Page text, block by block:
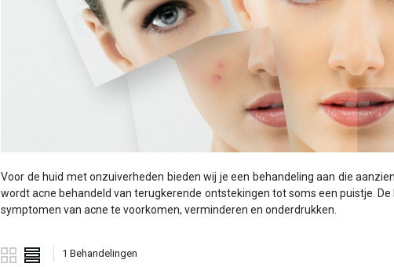
Voor de huid met onzuiverheden bieden wij je een behandeling aan die
wordt acne behandeld van terugkerende ontstekingen tot soms een puistje.
symptomen van acne te voorkomen, verminderen en onderdrukken.
1 Behandelingen